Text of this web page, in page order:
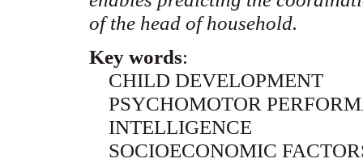
of the head of household.
Key words:
CHILD DEVELOPMENT
PSYCHOMOTOR
INTELLIGENCE
SOCIOECONOMIC